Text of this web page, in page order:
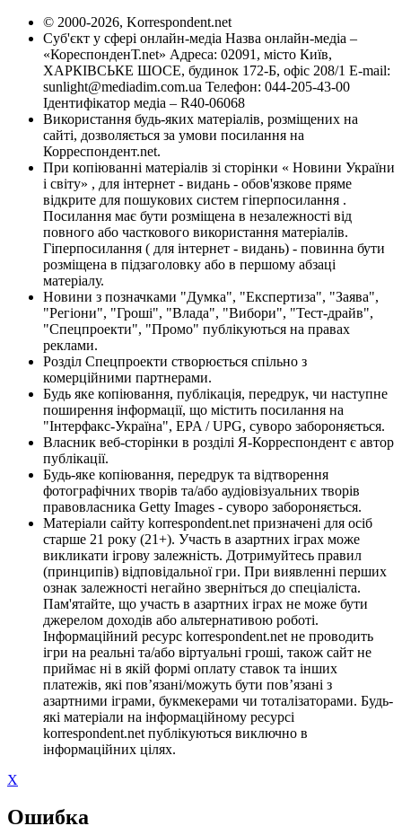
© 2000-2026, Korrespondent.net
Суб'єкт у сфері онлайн-медіа Назва онлайн-медіа –
«КореспонденТ.net» Адреса: 02091, місто Київ,
ХАРКІВСЬКЕ ШОСЕ, будинок 172-Б, офіс 208/1 E-mail:
sunlight@mediadim.com.ua Телефон: 044-205-43-00
Ідентифікатор медіа – R40-06068
Використання будь-яких матеріалів, розміщених на
сайті, дозволяється за умови посилання на
Корреспондент.net.
При копіюванні матеріалів зі сторінки « Новини України
і світу» , для інтернет - видань - обов'язкове пряме
відкрите для пошукових систем гіперпосилання .
Посилання має бути розміщена в незалежності від
повного або часткового використання матеріалів.
Гіперпосилання ( для інтернет - видань) - повинна бути
розміщена в підзаголовку або в першому абзаці
матеріалу.
Новини з позначками "Думка", "Експертиза", "Заява",
"Регіони", "Гроші", "Влада", "Вибори", "Тест-драйв",
"Спецпроекти", "Промо" публікуються на правах
реклами.
Розділ Спецпроекти створюється спільно з
комерційними партнерами.
Будь яке копіювання, публікація, передрук, чи наступне
поширення інформації, що містить посилання на
"Інтерфакс-Україна", EPA / UPG, суворо забороняється.
Власник веб-сторінки в розділі Я-Корреспондент є автор
публікації.
Будь-яке копіювання, передрук та відтворення
фотографічних творів та/або аудіовізуальних творів
правовласника Getty Images - суворо забороняється.
Матеріали сайту korrespondent.net призначені для осіб
старше 21 року (21+). Участь в азартних іграх може
викликати ігрову залежність. Дотримуйтесь правил
(принципів) відповідальної гри. При виявленні перших
ознак залежності негайно зверніться до спеціаліста.
Пам'ятайте, що участь в азартних іграх не може бути
джерелом доходів або альтернативою роботі.
Інформаційний ресурс korrespondent.net не проводить
ігри на реальні та/або віртуальні гроші, також сайт не
приймає ні в якій формі оплату ставок та інших
платежів, які пов’язані/можуть бути пов’язані з
азартними іграми, букмекерами чи тоталізаторами. Будь-
які матеріали на інформаційному ресурсі
korrespondent.net публікуються виключно в
інформаційних цілях.
X
Ошибка